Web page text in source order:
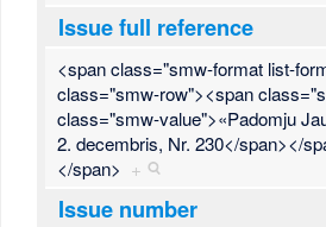
Issue full reference
<span class="smw-format list-
class="smw-row"><span
class="smw-value">«Padomju
2. decembris, Nr. 230</span></
</span> +
Issue number